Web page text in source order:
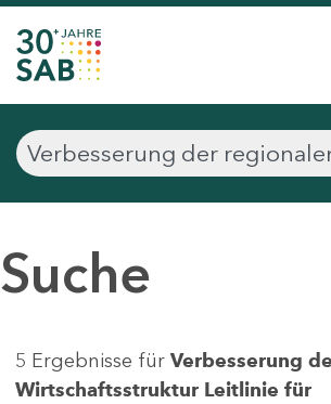
Suche
5 Ergebnisse für Verbesserung
Wirtschaftsstruktur Leitlinie für